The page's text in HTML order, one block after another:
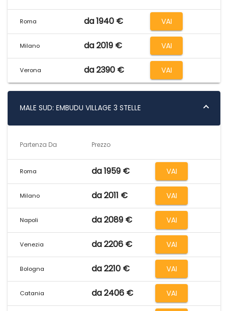
Roma da 1940 € VAI
Milano da 2019 € VAI
Verona da 2390 € VAI
MALE SUD: EMBUDU VILLAGE 3 STELLE
Partenza Da Prezzo
Roma da 1959 € VAI
Milano da 2011 € VAI
Napoli da 2089 € VAI
Venezia da 2206 € VAI
Bologna da 2210 € VAI
Catania da 2406 € VAI